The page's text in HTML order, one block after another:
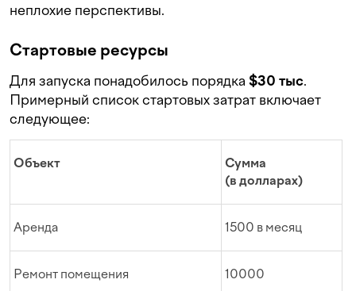
неплохие перспективы.
Стартовые ресурсы
Для запуска понадобилось порядка $30 тыс.
Примерный список стартовых затрат включает
следующее:
Объект
Сумма
(в долларах)
Аренда 1500 в месяц
Ремонт помещения 10000